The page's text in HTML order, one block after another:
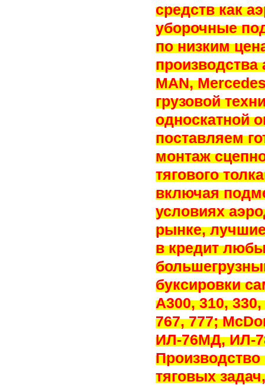
средств как
уборочные
по низким
производства
MAN,
грузовой
односкатной
поставляем
монтаж
тягового
включая
условиях
рынке,
в кредит
буксировки
A300, 310,
767, 777;
ИЛ-76МД, ИЛ-
тяговых